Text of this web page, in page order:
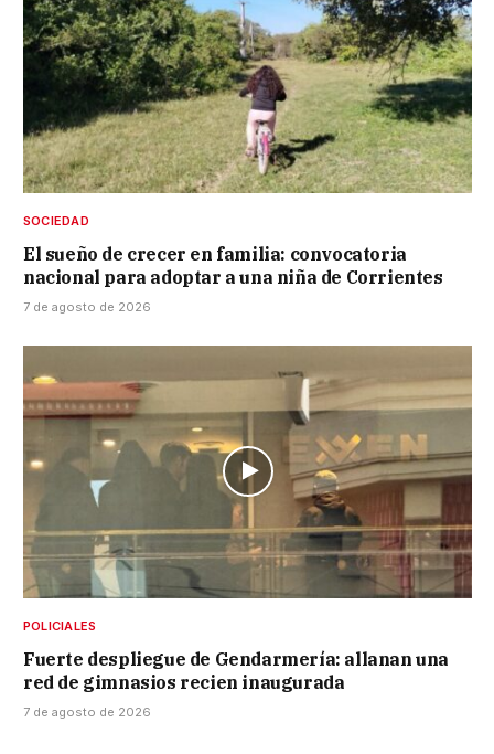
SOCIEDAD
El sueño de crecer en familia: convocatoria
nacional para adoptar a una niña de Corrientes
7 de agosto de 2026
POLICIALES
Fuerte despliegue de Gendarmería: allanan una
red de gimnasios recien inaugurada
7 de agosto de 2026